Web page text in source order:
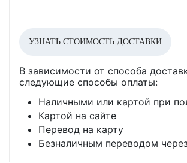
УЗНАТЬ СТОИМОСТЬ ДОСТАВКИ
В зависимости от способа
следующие способы оплаты:
Наличными или картой при
Картой на сайте
Перевод на карту
Безналичным переводом